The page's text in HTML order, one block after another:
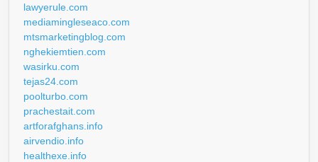
lawyerule.com
mediamingleseaco.com
mtsmarketingblog.com
nghekiemtien.com
wasirku.com
tejas24.com
poolturbo.com
prachestait.com
artforafghans.info
airvendio.info
healthexe.info